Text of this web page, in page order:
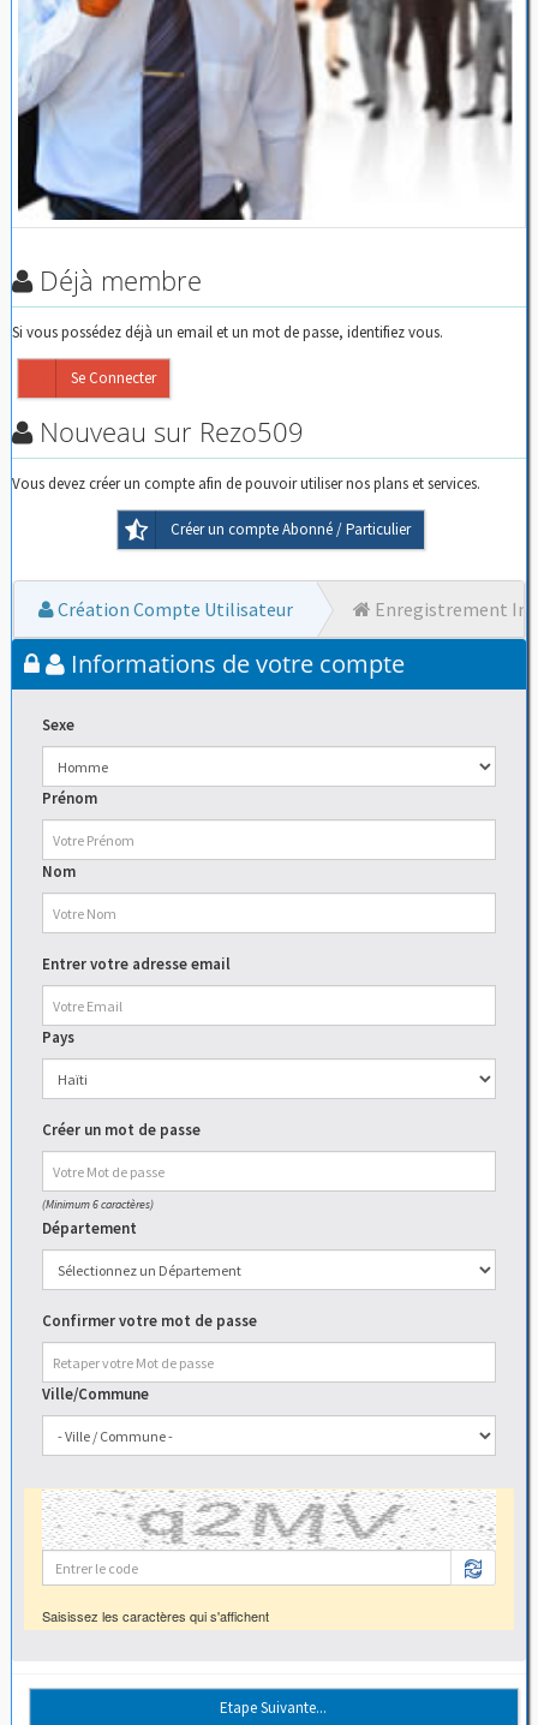
Déjà membre
Si vous possédez déjà un email et un mot de passe, identifiez vous.
Se Connecter
Nouveau sur Rezo509
Vous devez créer un compte afin de pouvoir utiliser nos plans et services.
Créer un compte Abonné / Particulier
Création Compte Utilisateur Enregistrement
Informations de votre compte
Sexe
Prénom
Nom
Entrer votre adresse email
Pays
Créer un mot de passe
(Minimum 6 caractères)
Département
Confirmer votre mot de passe
Ville/Commune
Saisissez les caractères qui s'affichent
Etape Suivante...